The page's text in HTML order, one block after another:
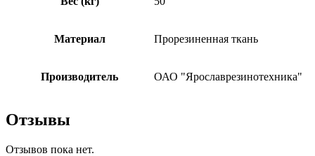
Материал Прорезиненная ткань
Производитель ОАО "Ярославрезинотехника"
Отзывы
Отзывов пока нет.